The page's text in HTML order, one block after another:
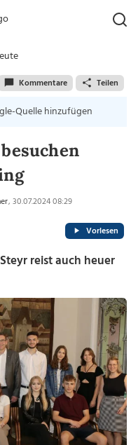
Kommentare Teilen
Quelle hinzufügen
, 30.07.2024 08:29
Vorlesen
reist auch heuer